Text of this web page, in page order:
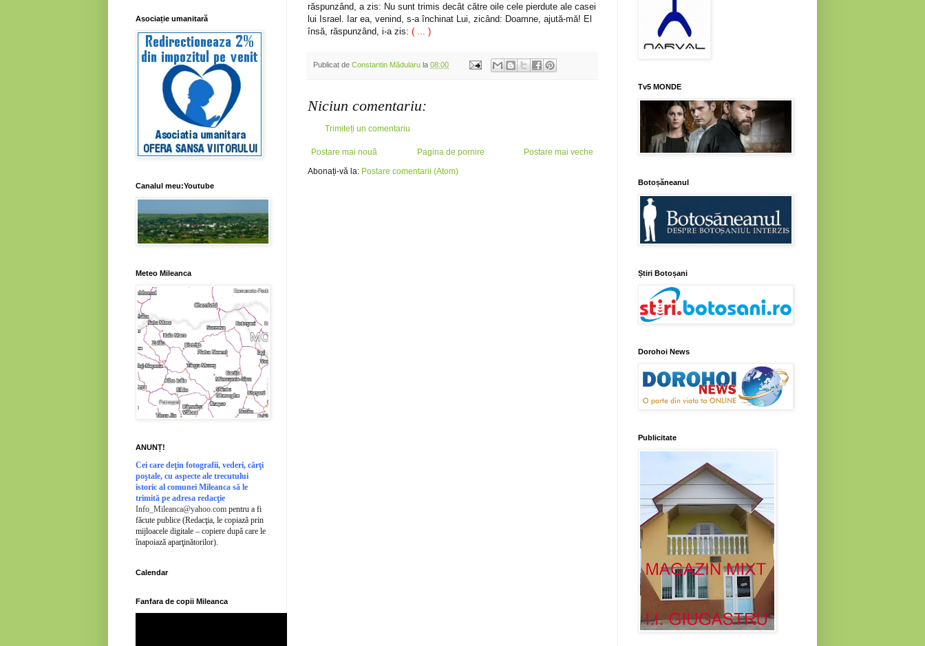
răspunzând, a zis: Nu sunt trimis decât către oile cele pierdute ale casei
lui Israel. Iar ea, venind, s-a închinat Lui, zicând: Doamne, ajută-mă! El
însă, răspunzând, i-a zis: ( ... )
Publicat de Constantin Mădularu la 08:00
Niciun comentariu:
Trimiteți un comentariu
Postare mai nouă Postare mai veche
Pagina de pornire
Abonați-vă la: Postare comentarii (Atom)
Asociație umanitară
Canalul meu:Youtube
Meteo Mileanca
ANUNȚ!
Cei care deţin fotografii, vederi, cărţi
poştale, cu aspecte ale trecutului
istoric al comunei Mileanca să le
trimită pe adresa redacţie
Info_Mileanca@yahoo.com pentru a fi
făcute publice (Redacţia, le copiază prin
mijloacele digitale – copiere după care le
înapoiază aparţinătorilor).
Calendar
Fanfara de copii Mileanca
Tv5 MONDE
Botoșăneanul
Știri Botoșani
Dorohoi News
Publicitate